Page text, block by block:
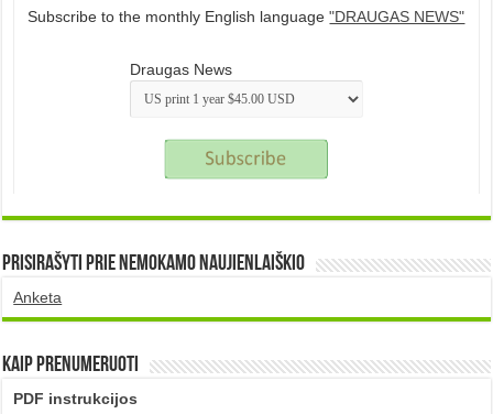
Subscribe to the monthly English language"DRAUGAS NEWS"
Draugas News
Prisirašyti prie nemokamo naujienlaiškio
Anketa
Kaip prenumeruoti
PDF instrukcijos